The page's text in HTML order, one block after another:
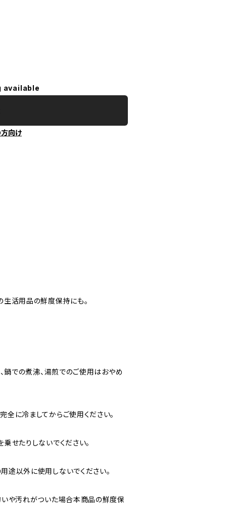
available
向け
生活用品の鮮度保持にも。
、鍋での煮沸、湯煎でのご使用はおやめ
全に冷ましてからご使用ください。
せたりしないでください。
途以外に使用しないでください。
いや汚れがついた場合本商品の鮮度保